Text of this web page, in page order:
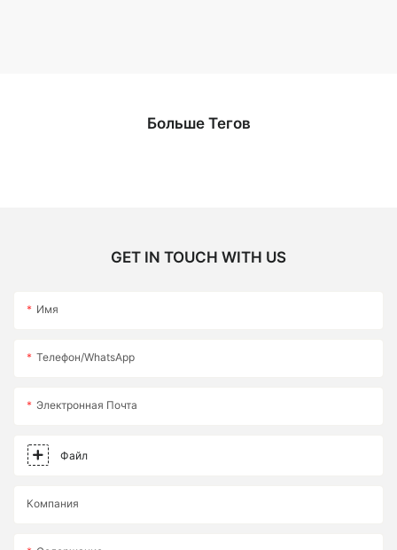
Больше Тегов
GET IN TOUCH WITH US
Имя
Телефон/WhatsApp
Электронная Почта
Файл
Компания